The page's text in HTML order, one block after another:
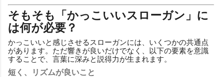
そもそも「かっこいいスローガン」に
は何が必要？
かっこいいと感じさせるスローガンには、いくつかの共通点
があります。ただ響きが良いだけでなく、以下の要素を意識
することで、言葉に深みと説得力が生まれます。
短く、リズムが良いこと